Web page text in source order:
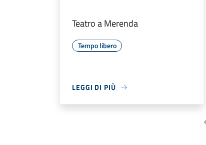
Teatro a Merenda
Tempo libero
LEGGI DI PIÙ